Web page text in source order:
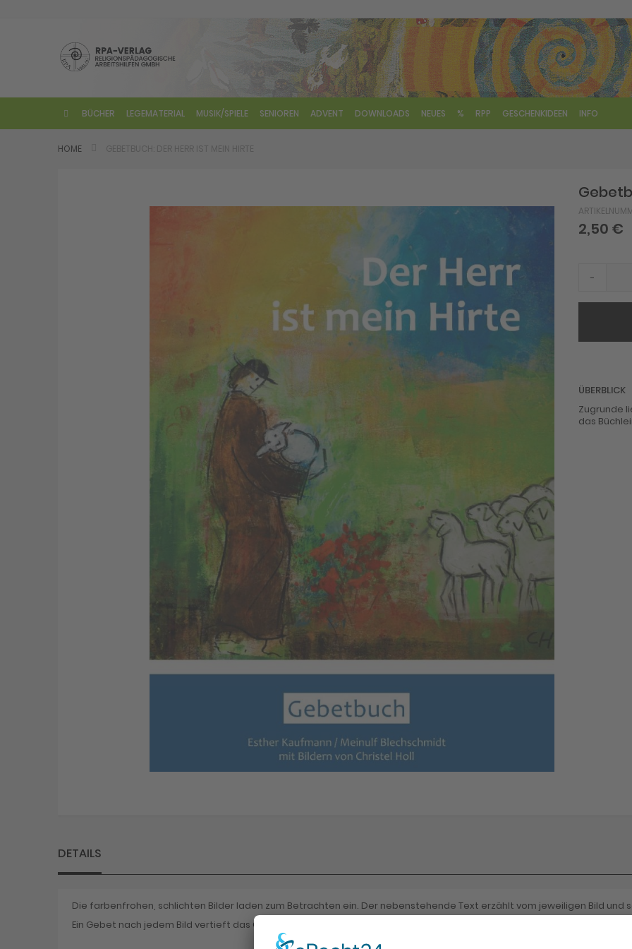
BÜCHER LEGEMATERIAL MUSIK/SPIELE SENIOREN ADVENT DOWNLOADS NEUES % RPP GESCHENKIDEEN INFO
HOME GEBETBUCH: DER HERR IST MEIN HIRTE
of
images
2,50 €
-
ÜBERBLICK
Zugrunde
das
DETAILS
Die farbenfrohen, schlichten Bilder laden zum Betrachten ein. Der nebenstehende Text erzählt vom jeweiligen Bild und
Ein Gebet nach jedem Bild vertieft das Geschaute und Ausgesprochene.